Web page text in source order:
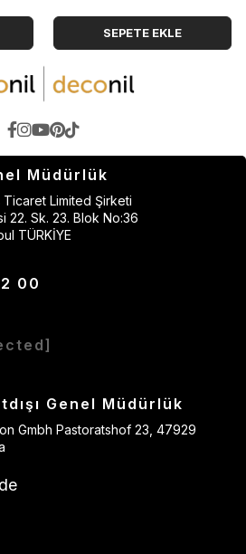
SEPETE EKLE
Müdürlük
Ticaret Limited Şirketi
22. Sk. 23. Blok No:36
TÜRKİYE
00
Genel Müdürlük
Gmbh Pastoratshof 23, 47929